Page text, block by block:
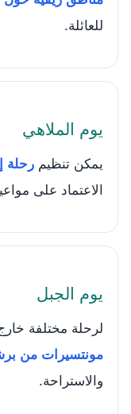
للعائلة.
يوم الملاهي
يمكن تنظيم رحلة
الاعتماد على
يوم الجبل
لرحلة مختلفة
مونتسيرات من
والاستراحة.